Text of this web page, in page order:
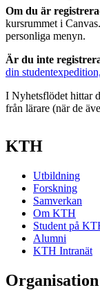
Om du är
kursrummet i
personliga menyn.
Är du inte
din
I Nyhetsflödet hittar
från lärare (när de
KTH
Utbildning
Forskning
Samverkan
Om KTH
Student på
Alumni
KTH Intranät
Organisation